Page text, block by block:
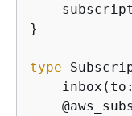
}
type